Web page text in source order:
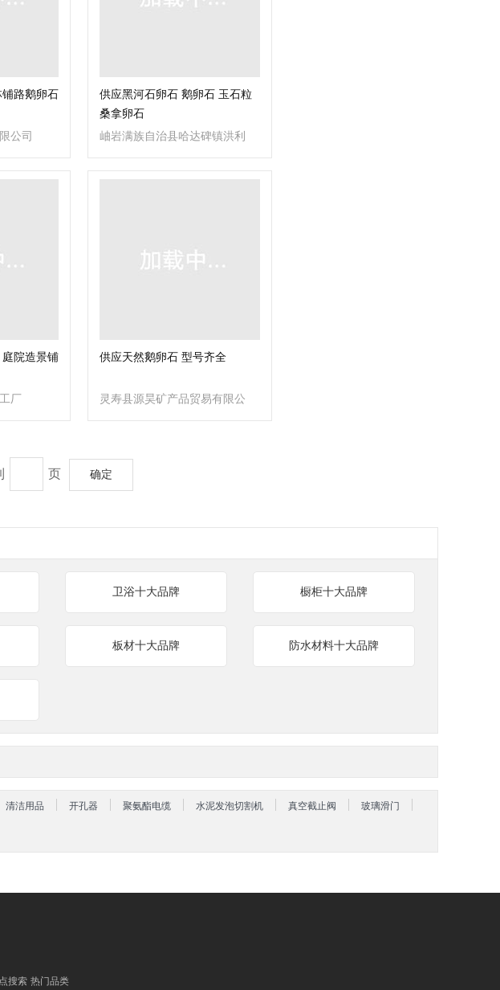
路鹅卵石
公司
供应黑河石卵石 鹅卵石 玉石粒
桑拿卵石
岫岩满族自治县哈达碑镇洪利
玉器厂
院造景铺
厂
供应天然鹅卵石 型号齐全
灵寿县源昊矿产品贸易有限公
司
页 确定
卫浴十大品牌 橱柜十大品牌
板材十大品牌 防水材料十大品牌
清洁用品 开孔器 聚氨酯电缆 水泥发泡切割机 真空截止阀 玻璃滑门
搜索 热门品类